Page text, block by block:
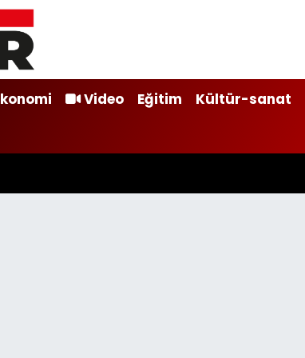
Video Eğitim Kültür-sanat